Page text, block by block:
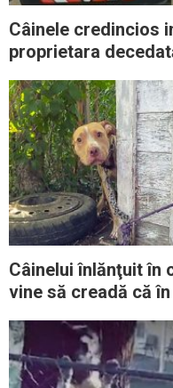
Câinele credincios
proprietara
Câinelui înlănţuit în
vine să creadă că